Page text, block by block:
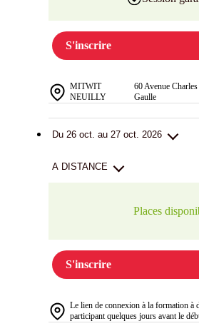
S'inscrire
MITWIT
NEUILLY
60 Avenue Charles
Gaulle
Du 26 oct. au 27 oct. 2026
A DISTANCE
Places
S'inscrire
Le lien de connexion à la formation à
participant quelques jours avant le